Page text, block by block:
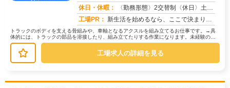
休日・休暇：
〈勤務形態〉2交替制〈休日〉土日(週休２日制)★ＧＷ★夏季休暇★冬季休暇★年末年始
工場PR： 新生活を始めるなら、ここで決まり！→初期費用0円の家具付き個室寮をご用意！テレビ、エアコン、冷蔵庫など生活に必要な...
トラックのボディを支える骨組みや、車軸となるアクスルを組み立てるお仕事です。→具
体的には、トラックの部品を溶接したり、組み立てたりする作業になります。未経験の方
でも安心して始められるよう、研修制...
工場求人の詳細を見る